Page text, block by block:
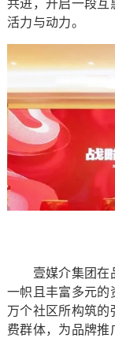
共进，开启一段互
活力与动力。
壹媒介集团在品
一帜且丰富多元的
万个社区所构筑
费群体，为品牌推